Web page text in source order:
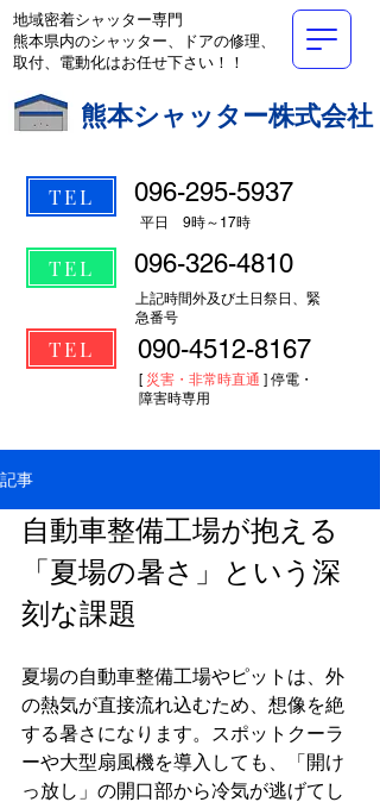
地域密着シャッター専門
熊本県内のシャッター、ドアの修理、
取付、電動化はお任せ下さい！！
熊本シャッター株式会社
TEL 096-295-5937
​平日 9時～17時
TEL 096-326-4810
上記時間外及び土日祭日、緊
急番号
TEL 090-4512-8167
[ 災害・非常時直通 ] 停電・
障害時専用
記事
自動車整備工場が抱える
「夏場の暑さ」という深
刻な課題
夏場の自動車整備工場やピットは、外
の熱気が直接流れ込むため、想像を絶
する暑さになります。スポットクーラ
ーや大型扇風機を導入しても、「開け
っ放し」の開口部から冷気が逃げてし